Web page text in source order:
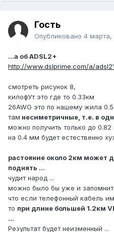
Гость
Опубликовано 4 марта,
...а об ADSL2+
http://www.dslprime.com/a/
смотреть рисунок 8,
килофУт это где то 0.33км
26AWG это по нашему жила
там несиметричные, т.е. в
можно получить только до 0.82
на 0.4 мм будет естественно
растояние около 2км может
поднять ...
чудит народ ...
можно было бы уже и
что если телефонный кабель
то при длине большей 1.2км
...
Результат будет неизменный ...